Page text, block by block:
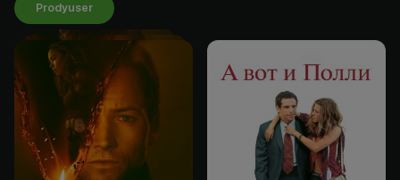
Prodyuser